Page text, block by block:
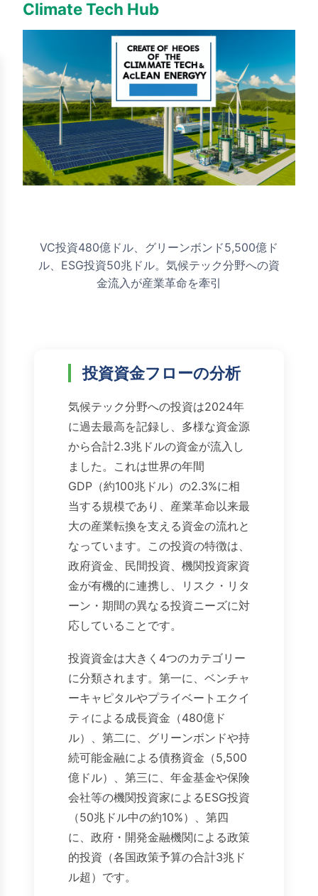
Climate Tech Hub
VC投資480億ドル、グリーンボンド5,500億ド
ル、ESG投資50兆ドル。気候テック分野への資
金流入が産業革命を牽引
投資資金フローの分析
気候テック分野への投資は2024年
に過去最高を記録し、多様な資金源
から合計2.3兆ドルの資金が流入し
ました。これは世界の年間
GDP（約100兆ドル）の2.3%に相
当する規模であり、産業革命以来最
大の産業転換を支える資金の流れと
なっています。この投資の特徴は、
政府資金、民間投資、機関投資家資
金が有機的に連携し、リスク・リタ
ーン・期間の異なる投資ニーズに対
応していることです。
投資資金は大きく4つのカテゴリー
に分類されます。第一に、ベンチャ
ーキャピタルやプライベートエクイ
ティによる成長資金（480億ド
ル）、第二に、グリーンボンドや持
続可能金融による債務資金（5,500
億ドル）、第三に、年金基金や保険
会社等の機関投資家によるESG投資
（50兆ドル中の約10%）、第四
に、政府・開発金融機関による政策
的投資（各国政策予算の合計3兆ド
ル超）です。